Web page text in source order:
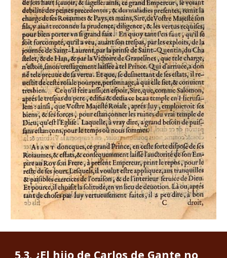
5.3. ¿El hijo de Carlos de Gante no